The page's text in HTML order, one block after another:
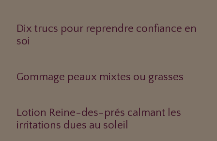
Dix trucs pour reprendre confiance en
soi
Gommage peaux mixtes ou grasses
Lotion Reine-des-prés calmant les
irritations dues au soleil